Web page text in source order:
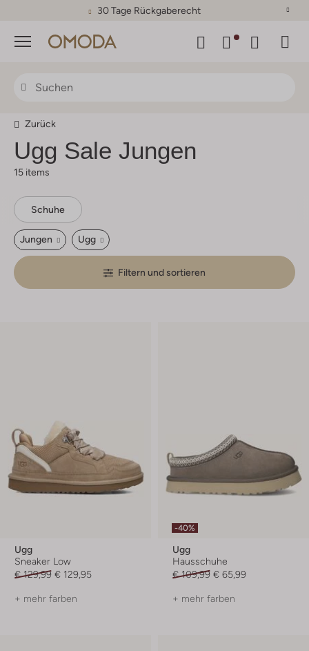
30 Tage Rückgaberecht
Menü
Zurück
Ugg Sale Jungen
15 items
Schuhe
Jungen Ugg
Filtern und sortieren
Ugg
Sneaker Low
€ 129,99 € 129,95
+ mehr farben
-40%
Ugg
Hausschuhe
€ 109,99 € 65,99
+ mehr farben